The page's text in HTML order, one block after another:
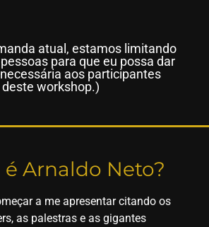
atual, estamos limitando
para que eu possa dar
aos participantes
deste workshop.)
Arnaldo Neto?
a me apresentar citando os
as palestras e as gigantes